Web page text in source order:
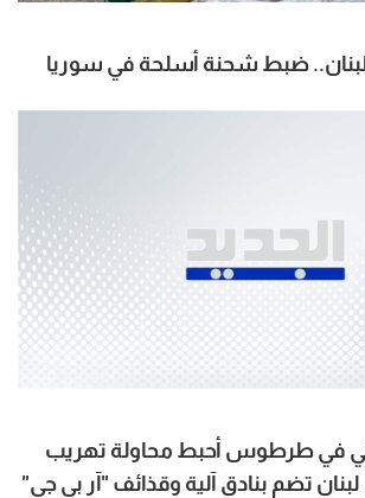
ضبط شحنة أسلحة في سوريا
في طرطوس أحبط محاولة تهريب
تضم بنادق آلية وقذائف "آر بي جي"